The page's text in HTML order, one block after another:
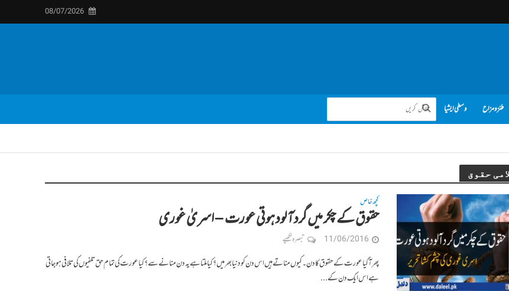
08/07/2026
طنز و مزاح وسطی ایشیا
کچھ خاص
حقوق کے چکر میں گرد آلود ہوتی عورت – اسریٰ غوری
11/06/2016 تبصرہ لکھیے
پھر آگیا عورت کے حقوق کا دن۔ کیوں مناتے ہیں اس دن کو دنیا بھر میں؟ کیا ملتا ہے یہ دن منانے سے؟ کیا عورت کی تمام حق تلفیوں کی تلافی ہوجاتی
ہے اس ایک دن کے...